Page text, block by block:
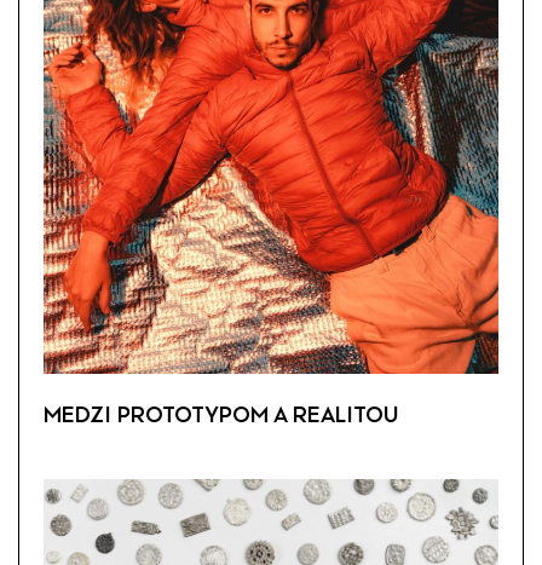
MEDZI PROTOTYPOM A REALITOU